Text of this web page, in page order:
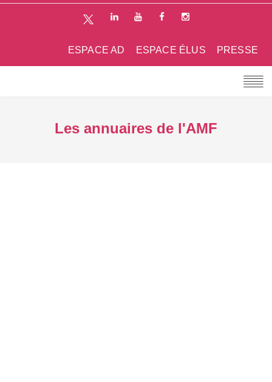
PRESSE
ESPACE ÉLUS
ESPACE AD
Les annuaires de l'AMF